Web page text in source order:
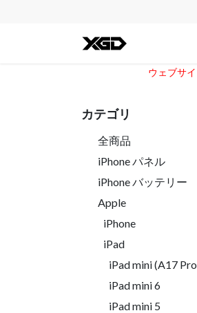
ウェブサ
カテゴリ
全商品
iPhone パネル
iPhone バッテリー
Apple
iPhone
iPad
iPad mini (A17
iPad mini 6
iPad mini 5